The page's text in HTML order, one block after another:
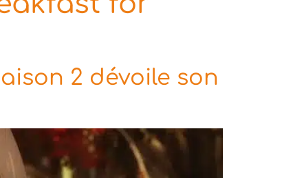
2 dévoile son